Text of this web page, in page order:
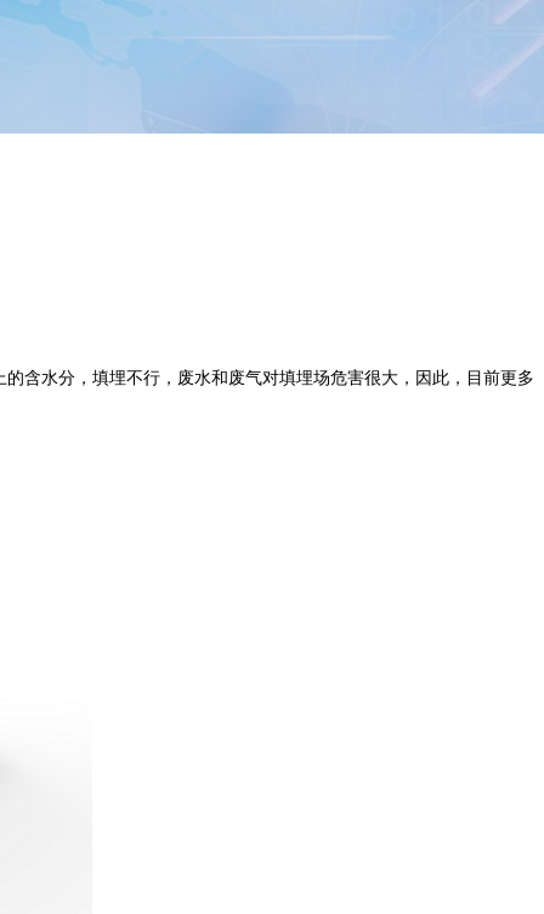
含水分，填埋不行，废水和废气对填埋场危害很大，因此，目前更多